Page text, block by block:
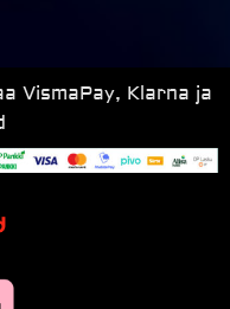
VismaPay, Klarna ja